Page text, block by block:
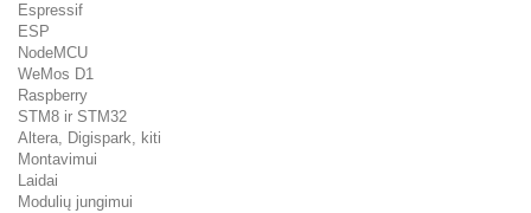
Espressif
ESP
NodeMCU
WeMos D1
Raspberry
STM8 ir STM32
Altera, Digispark, kiti
Montavimui
Laidai
Modulių jungimui